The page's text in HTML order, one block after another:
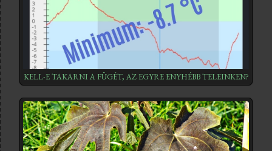
KELL-E TAKARNI A FÜGÉT, AZ EGYRE ENYHÉBB TELEINKEN?